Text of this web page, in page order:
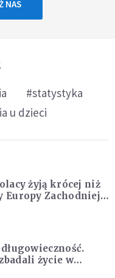
NAS
#statystyka
u dzieci
żyją krócej niż
Europy Zachodniej?
główne
życie w